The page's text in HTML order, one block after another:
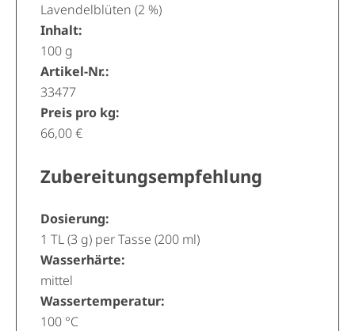
Lavendelblüten (2 %)
Inhalt:
100 g
Artikel-Nr.:
33477
Preis pro kg:
66,00 €
Zubereitungsempfehlung
Dosierung:
1 TL (3 g) per Tasse (200 ml)
Wasserhärte:
mittel
Wassertemperatur:
100 °C